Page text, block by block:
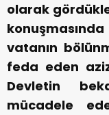
olarak
vatanın
feda eden
Devletin
mücadele